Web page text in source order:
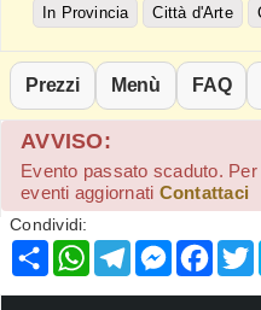
In Provincia
Città d'Arte
Prezzi Menù FAQ
AVVISO:
Evento passato scaduto.
eventi aggiornati Contattaci
Condividi:
Condividi
WhatsApp
Telegram